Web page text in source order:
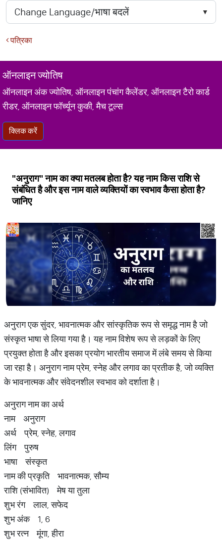
पत्रिका
ऑनलाइन ज्योतिष
ऑनलाइन अंक ज्योतिष, ऑनलाइन पंचांग कैलेंडर, ऑनलाइन टैरो कार्ड
रीडर, ऑनलाइन फॉर्च्यून कुकी, मैच टूल्स
क्लिक करें
"अनुराग" नाम का क्या मतलब होता है? यह नाम किस राशि से
संबंधित है और इस नाम वाले व्यक्तियों का स्वभाव कैसा होता है?
जानिए
अनुराग एक सुंदर, भावनात्मक और सांस्कृतिक रूप से समृद्ध नाम है जो
संस्कृत भाषा से लिया गया है। यह नाम विशेष रूप से लड़कों के लिए
प्रयुक्त होता है और इसका प्रयोग भारतीय समाज में लंबे समय से किया
जा रहा है। अनुराग नाम प्रेम, स्नेह और लगाव का प्रतीक है, जो व्यक्ति
के भावनात्मक और संवेदनशील स्वभाव को दर्शाता है।
अनुराग नाम का अर्थ
नाम अनुराग
अर्थ प्रेम, स्नेह, लगाव
लिंग पुरुष
भाषा संस्कृत
नाम की प्रकृति भावनात्मक, सौम्य
राशि (संभावित) मेष या तुला
शुभ रंग लाल, सफेद
शुभ अंक 1, 6
शुभ रत्न मूंगा, हीरा